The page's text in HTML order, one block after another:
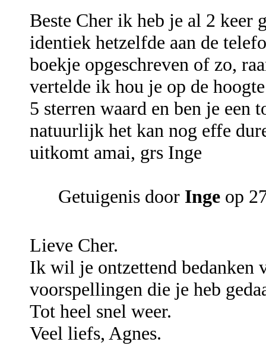
Beste Cher ik heb je al 2 keer
identiek hetzelfde aan de
boekje opgeschreven of zo,
vertelde ik hou je op de
5 sterren waard en ben je een
natuurlijk het kan nog effe
uitkomt amai, grs Inge
Getuigenis door Inge op
Lieve Cher.
Ik wil je ontzettend bedanken
voorspellingen die je heb
Tot heel snel weer.
Veel liefs, Agnes.